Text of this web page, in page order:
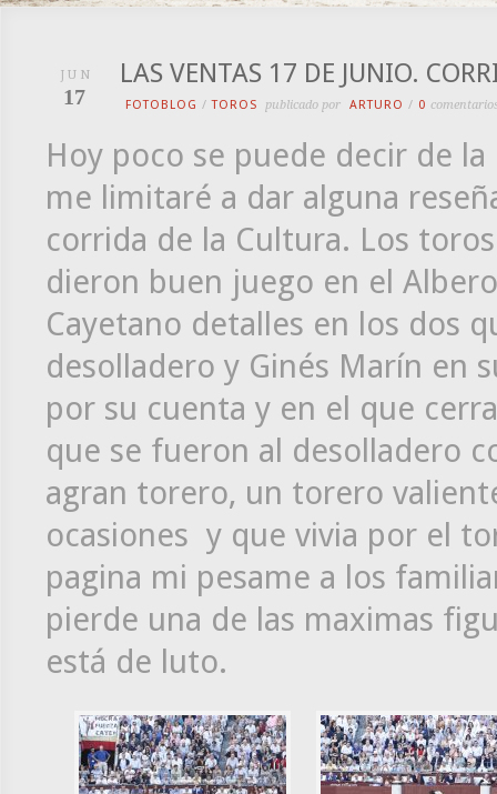
JUN
17
LAS VENTAS 17 DE JUNIO.
FOTOBLOG /TOROS publicado por ARTURO / 0
Hoy poco se puede decir de
me limitaré a dar alguna
corrida de la Cultura. Los
dieron buen juego en el
Cayetano detalles en los dos
desolladero y Ginés Marín en
por su cuenta y en el que
que se fueron al desolladero
agran torero, un torero
ocasiones y que vivia por el
pagina mi pesame a los
pierde una de las maximas
está de luto.